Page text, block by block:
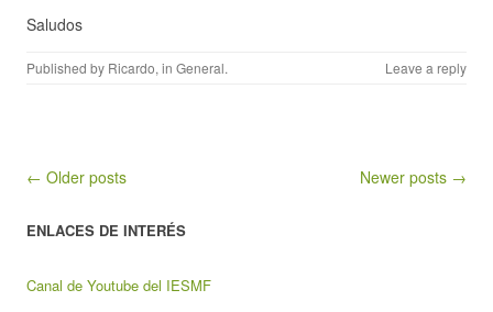
Saludos
Published by Ricardo, in General. Leave a reply
Post navigation
← Older posts Newer posts →
ENLACES DE INTERÉS
Canal de Youtube del IESMF